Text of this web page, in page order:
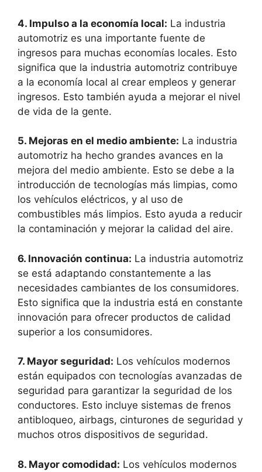
4. Impulso a la economía local: La industria
automotriz es una importante fuente de
ingresos para muchas economías locales. Esto
significa que la industria automotriz contribuye
a la economía local al crear empleos y generar
ingresos. Esto también ayuda a mejorar el nivel
de vida de la gente.
5. Mejoras en el medio ambiente: La industria
automotriz ha hecho grandes avances en la
mejora del medio ambiente. Esto se debe a la
introducción de tecnologías más limpias, como
los vehículos eléctricos, y al uso de
combustibles más limpios. Esto ayuda a reducir
la contaminación y mejorar la calidad del aire.
6. Innovación continua: La industria automotriz
se está adaptando constantemente a las
necesidades cambiantes de los consumidores.
Esto significa que la industria está en constante
innovación para ofrecer productos de calidad
superior a los consumidores.
7. Mayor seguridad: Los vehículos modernos
están equipados con tecnologías avanzadas de
seguridad para garantizar la seguridad de los
conductores. Esto incluye sistemas de frenos
antibloqueo, airbags, cinturones de seguridad y
muchos otros dispositivos de seguridad.
8. Mayor comodidad: Los vehículos modernos